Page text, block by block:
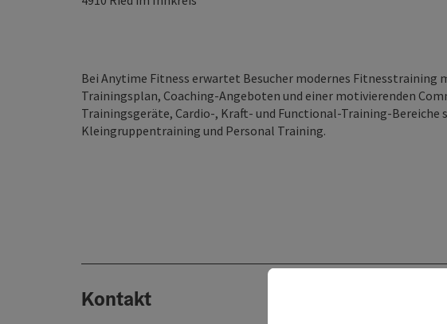
Bei Anytime Fitness erwartet Besucher modernes
Trainingsplan, Coaching-Angeboten und einer motivierenden
Trainingsgeräte, Cardio-, Kraft- und Functional-Training-Bereiche
Kleingruppentraining und Personal Training.
Kontakt